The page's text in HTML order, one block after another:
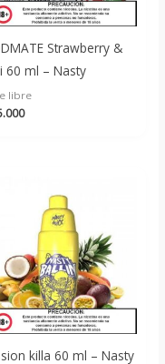
Strawberry &
60 ml – Nasty
libre
killa 60 ml – Nasty